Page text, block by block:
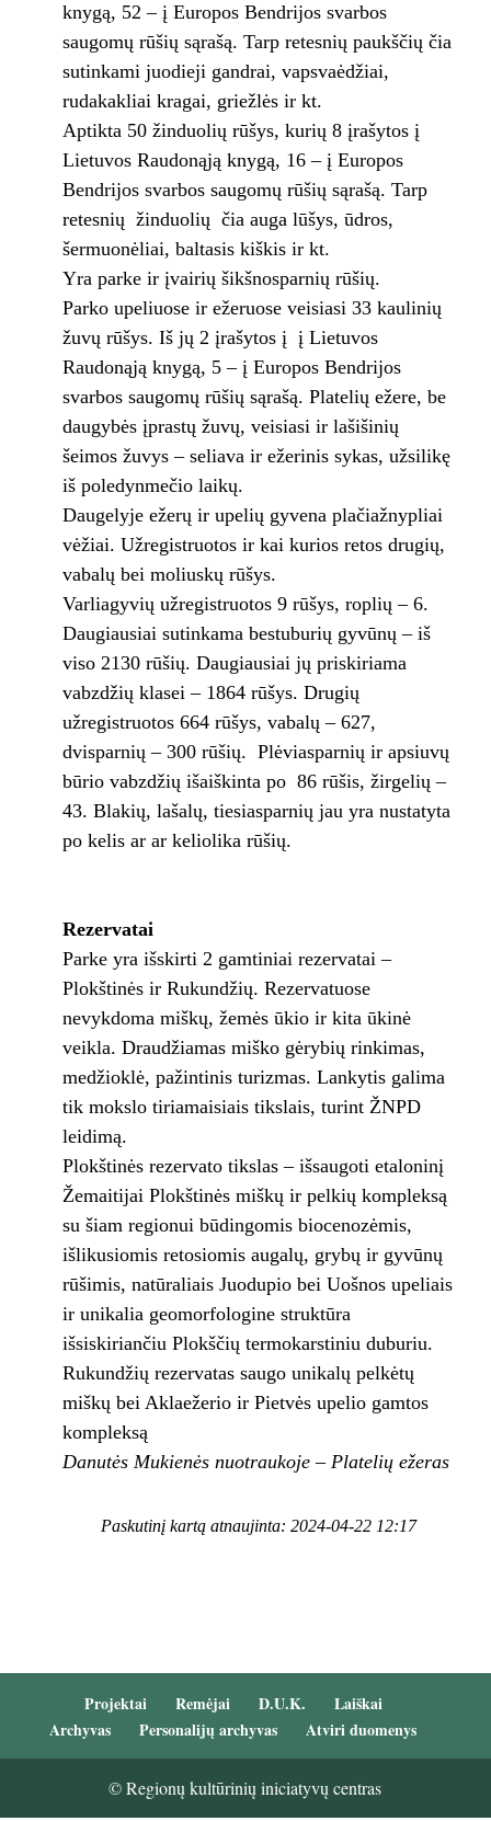
knygą, 52 – į Europos Bendrijos svarbos
saugomų rūšių sąrašą. Tarp retesnių paukščių čia
sutinkami juodieji gandrai, vapsvaėdžiai,
rudakakliai kragai, griežlės ir kt.
Aptikta 50 žinduolių rūšys, kurių 8 įrašytos į
Lietuvos Raudonąją knygą, 16 – į Europos
Bendrijos svarbos saugomų rūšių sąrašą. Tarp
retesnių žinduolių čia auga lūšys, ūdros,
šermuonėliai, baltasis kiškis ir kt.
Yra parke ir įvairių šikšnosparnių rūšių.
Parko upeliuose ir ežeruose veisiasi 33 kaulinių
žuvų rūšys. Iš jų 2 įrašytos į į Lietuvos
Raudonąją knygą, 5 – į Europos Bendrijos
svarbos saugomų rūšių sąrašą. Platelių ežere, be
daugybės įprastų žuvų, veisiasi ir lašišinių
šeimos žuvys – seliava ir ežerinis sykas, užsilikę
iš poledynmečio laikų.
Daugelyje ežerų ir upelių gyvena plačiažnypliai
vėžiai. Užregistruotos ir kai kurios retos drugių,
vabalų bei moliuskų rūšys.
Varliagyvių užregistruotos 9 rūšys, roplių – 6.
Daugiausiai sutinkama bestuburių gyvūnų – iš
viso 2130 rūšių. Daugiausiai jų priskiriama
vabzdžių klasei – 1864 rūšys. Drugių
užregistruotos 664 rūšys, vabalų – 627,
dvisparnių – 300 rūšių. Plėviasparnių ir apsiuvų
būrio vabzdžių išaiškinta po 86 rūšis, žirgelių –
43. Blakių, lašalų, tiesiasparnių jau yra nustatyta
po kelis ar ar keliolika rūšių.
Rezervatai
Parke yra išskirti 2 gamtiniai rezervatai –
Plokštinės ir Rukundžių. Rezervatuose
nevykdoma miškų, žemės ūkio ir kita ūkinė
veikla. Draudžiamas miško gėrybių rinkimas,
medžioklė, pažintinis turizmas. Lankytis galima
tik mokslo tiriamaisiais tikslais, turint ŽNPD
leidimą.
Plokštinės rezervato tikslas – išsaugoti etaloninį
Žemaitijai Plokštinės miškų ir pelkių kompleksą
su šiam regionui būdingomis biocenozėmis,
išlikusiomis retosiomis augalų, grybų ir gyvūnų
rūšimis, natūraliais Juodupio bei Uošnos upeliais
ir unikalia geomorfologine struktūra
išsiskiriančiu Plokščių termokarstiniu duburiu.
Rukundžių rezervatas saugo unikalų pelkėtų
miškų bei Aklaežerio ir Pietvės upelio gamtos
kompleksą
Danutės Mukienės nuotraukoje – Platelių ežeras
Paskutinį kartą atnaujinta: 2024-04-22 12:17
Projektai Remėjai D.U.K.
Laiškai
Archyvas
Personalijų archyvas Atviri duomenys
© Regionų kultūrinių iniciatyvų centras